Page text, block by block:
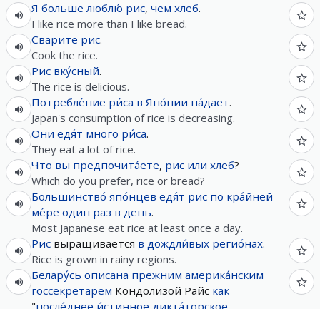
Я больше люблю́ рис, чем хлеб.
I like rice more than I like bread.
Сварите рис.
Cook the rice.
Рис вку́сный.
The rice is delicious.
Потребле́ние ри́са в Япо́нии па́дает.
Japan's consumption of rice is decreasing.
Они едя́т много ри́са.
They eat a lot of rice.
Что вы предпочита́ете, рис или хлеб?
Which do you prefer, rice or bread?
Большинство́ япо́нцев едя́т рис по кра́йней
ме́ре один раз в день.
Most Japanese eat rice at least once a day.
Рис выращивается в дождли́вых регио́нах.
Rice is grown in rainy regions.
Белару́сь описана прежним америка́нским
госсекретарём Кондолизой Райс как
"после́днее и́стинное дикта́торское